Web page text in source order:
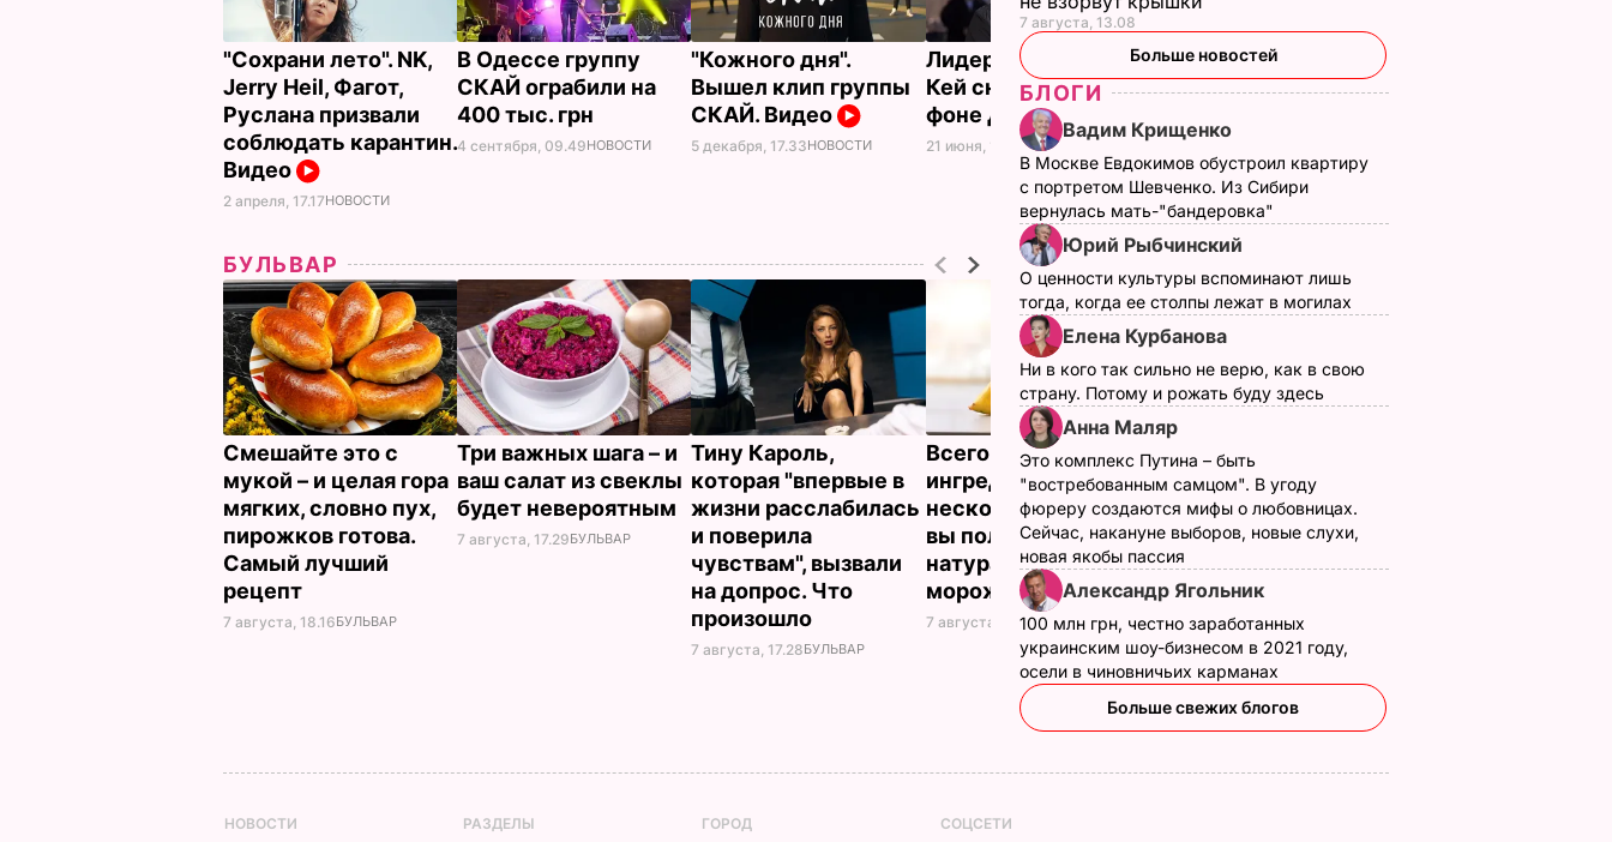
"Сохрани лето". NK,
Jerry Heil, Фагот,
Руслана призвали
соблюдать карантин.
Видео
2 апреля, 17.17НОВОСТИ
В Одессе группу
СКАЙ ограбили на
400 тыс. грн
4 сентября, 09.49НОВОСТИ
"Кожного дня".
Вышел клип группы
СКАЙ. Видео
5 декабря, 17.33НОВОСТИ
Лидер Jamiroquai
Кей снял видео на
фоне Днепра
21 июня, 11.50НОВОСТИ
БУЛЬВАР
Смешайте это с
мукой – и целая гора
мягких, словно пух,
пирожков готова.
Самый лучший
рецепт
7 августа, 18.16БУЛЬВАР
Три важных шага – и
ваш салат из свеклы
будет невероятным
7 августа, 17.29БУЛЬВАР
Тину Кароль,
которая "впервые в
жизни расслабилась
и поверила
чувствам", вызвали
на допрос. Что
произошло
7 августа, 17.28БУЛЬВАР
Всего три
ингредиента и
несколько минут – и
вы получите дома
натуральное
мороженое
7 августа, 16.17БУЛЬВАР
Как с Путина
"снимали мерку" для
Колобка, который
спровоцировал
взрывы в Москве и
протесты в РФ
7 августа, 15.35БУЛЬВАР
7 августа, 13.08
Больше новостей
БЛОГИ
Вадим Крищенко
В Москве Евдокимов обустроил квартиру
с портретом Шевченко. Из Сибири
вернулась мать-"бандеровка"
Юрий Рыбчинский
О ценности культуры вспоминают лишь
тогда, когда ее столпы лежат в могилах
Елена Курбанова
Ни в кого так сильно не верю, как в свою
страну. Потому и рожать буду здесь
Анна Маляр
Это комплекс Путина – быть
"востребованным самцом". В угоду
фюреру создаются мифы о любовницах.
Сейчас, накануне выборов, новые слухи,
новая якобы пассия
Александр Ягольник
100 млн грн, честно заработанных
украинским шоу-бизнесом в 2021 году,
осели в чиновничьих карманах
Больше свежих блогов
НОВОСТИ РАЗДЕЛЫ ГОРОД СОЦСЕТИ